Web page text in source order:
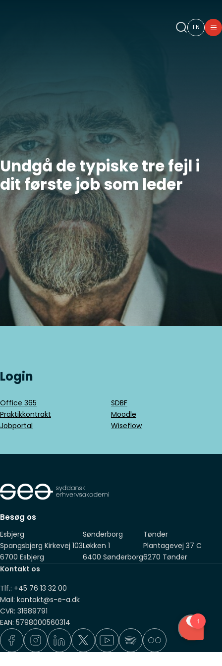
EN
Undgå de typiske tre fejl i
dit første job som leder
Login
Office 365
SDBF
Praktikkontrakt
Moodle
Jobportal
Wiseflow
Besøg os
Esbjerg
Spangsbjerg Kirkevej 103
6700 Esbjerg
Sønderborg
Løkken 1
6400 Sønderborg
Tønder
Plantagevej 37 C
6270 Tønder
Kontakt os
Tlf.: +45 76 13 32 00
Mail: kontakt@s-e-a.dk
CVR: 31689791
EAN: 5798000560314